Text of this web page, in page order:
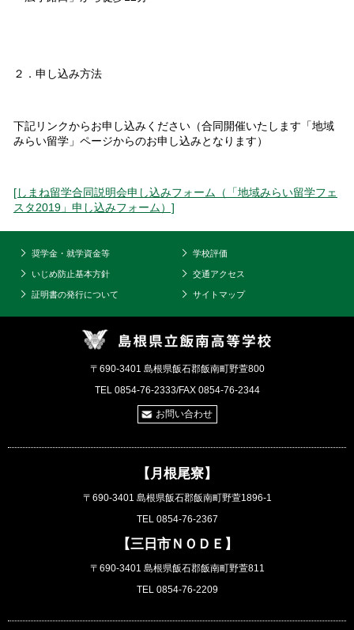
２．申し込み方法
下記リンクからお申し込みください（合同開催いたします「地域
みらい留学」ページからのお申し込みとなります）
[しまね留学合同説明会申し込みフォーム（「地域みらい留学フェ
スタ2019」申し込みフォーム）]
奨学金・就学資金等 学校評価
いじめ防止基本方針 交通アクセス
証明書の発行について サイトマップ
〒690-3401 島根県飯石郡飯南町野萱800
TEL 0854-76-2333/FAX 0854-76-2344
お問い合わせ
【月根尾寮】
〒690-3401 島根県飯石郡飯南町野萱1896-1
TEL 0854-76-2367
【三日市ＮＯＤＥ】
〒690-3401 島根県飯石郡飯南町野萱811
TEL 0854-76-2209